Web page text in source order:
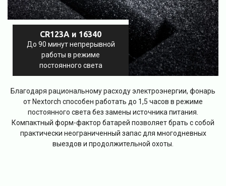
CR123A и 16340
До 90 минут непрерывной
работы в режиме
постоянного света
Благодаря рациональному расходу электроэнергии, фонарь
от Nextorch способен работать до 1,5 часов в режиме
постоянного света без замены источника питания.
Компактный форм-фактор батарей позволяет брать с собой
практически неограниченный запас для многодневных
выездов и продолжительной охоты.